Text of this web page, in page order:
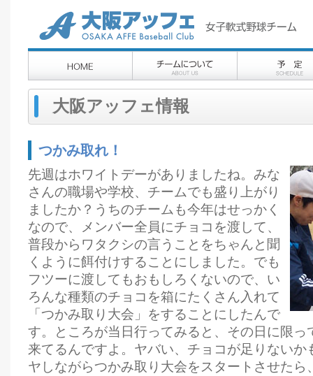
大阪アッフェ情報
つかみ取れ！
先週はホワイトデーがありましたね。みな
さんの職場や学校、チームでも盛り上がり
ましたか？うちのチームも今年はせっかく
なので、メンバー全員にチョコを渡して、
普段からワタクシの言うことをちゃんと聞
くように餌付けすることにしました。でも
フツーに渡してもおもしろくないので、い
ろんな種類のチョコを箱にたくさん入れて
「つかみ取り大会」をすることにしたんで
す。ところが当日行ってみると、その日に限っ
来てるんですよ。ヤバい、チョコが足りない
ヤしながらつかみ取り大会をスタートさせたら